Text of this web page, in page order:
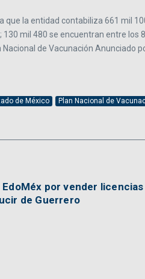
que la entidad contabiliza 661 mil
mil 480 se encuentran entre
de Vacunación Anunciado
de México Plan Nacional de
por vender licencias
de Guerrero